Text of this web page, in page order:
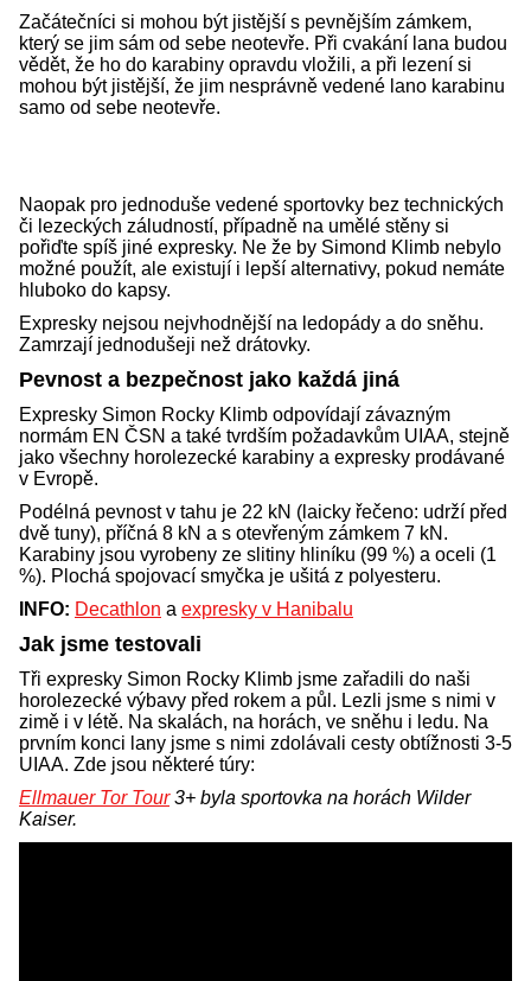
Začátečníci si mohou být jistější s pevnějším zámkem,
který se jim sám od sebe neotevře. Při cvakání lana budou
vědět, že ho do karabiny opravdu vložili, a při lezení si
mohou být jistější, že jim nesprávně vedené lano karabinu
samo od sebe neotevře.
Naopak pro jednoduše vedené sportovky bez technických
či lezeckých záludností, případně na umělé stěny si
pořiďte spíš jiné expresky. Ne že by Simond Klimb nebylo
možné použít, ale existují i lepší alternativy, pokud nemáte
hluboko do kapsy.
Expresky nejsou nejvhodnější na ledopády a do sněhu.
Zamrzají jednodušeji než drátovky.
Pevnost a bezpečnost jako každá jiná
Expresky Simon Rocky Klimb odpovídají závazným
normám EN ČSN a také tvrdším požadavkům UIAA, stejně
jako všechny horolezecké karabiny a expresky prodávané
v Evropě.
Podélná pevnost v tahu je 22 kN (laicky řečeno: udrží před
dvě tuny), příčná 8 kN a s otevřeným zámkem 7 kN.
Karabiny jsou vyrobeny ze slitiny hliníku (99 %) a oceli (1
%). Plochá spojovací smyčka je ušitá z polyesteru.
INFO: Decathlon a expresky v Hanibalu
Jak jsme testovali
Tři expresky Simon Rocky Klimb jsme zařadili do naši
horolezecké výbavy před rokem a půl. Lezli jsme s nimi v
zimě i v létě. Na skalách, na horách, ve sněhu i ledu. Na
prvním konci lany jsme s nimi zdolávali cesty obtížnosti 3-5
UIAA. Zde jsou některé túry:
Ellmauer Tor Tour3+ byla sportovka na horách Wilder
Kaiser.